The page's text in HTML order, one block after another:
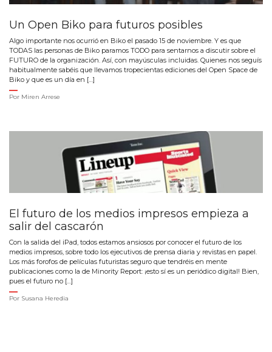
Un Open Biko para futuros posibles
Algo importante nos ocurrió en Biko el pasado 15 de noviembre. Y es que
TODAS las personas de Biko paramos TODO para sentarnos a discutir sobre el
FUTURO de la organización. Así, con mayúsculas incluidas. Quienes nos seguís
habitualmente sabéis que llevamos tropecientas ediciones del Open Space de
Biko y que es un día en […]
Por Miren Arrese
El futuro de los medios impresos empieza a
salir del cascarón
Con la salida del iPad, todos estamos ansiosos por conocer el futuro de los
medios impresos, sobre todo los ejecutivos de prensa diaria y revistas en papel.
Los más forofos de películas futuristas seguro que tendréis en mente
publicaciones como la de Minority Report: ¡esto sí es un periódico digital! Bien,
pues el futuro no […]
Por Susana Heredia